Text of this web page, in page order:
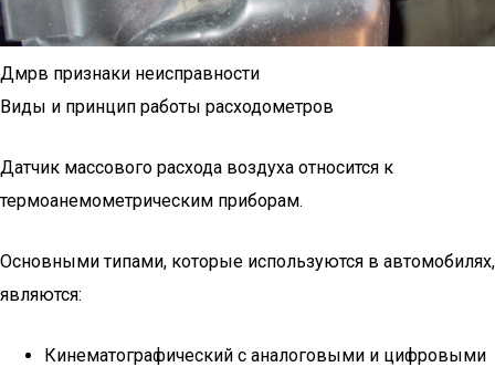
Дмрв признаки неисправности
Виды и принцип работы расходометров
Датчик массового расхода воздуха относится к
термоанемометрическим приборам.
Основными типами, которые используются в автомобилях,
являются:
Кинематографический с аналоговыми и цифровыми